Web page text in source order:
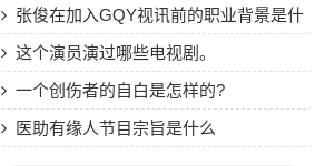
各有多少万？
张俊在加入GQY视讯前的职业背景是什
么？这个演员演过哪些电视剧。
一个创伤者的自白是怎样的?
医助有缘人节目宗旨是什么